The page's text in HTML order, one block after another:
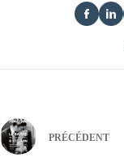
PRÉCÉDENT